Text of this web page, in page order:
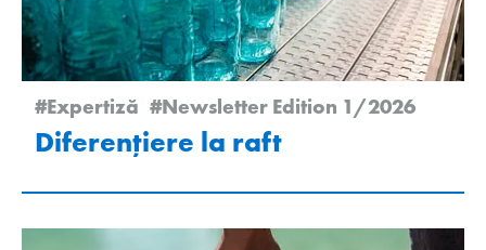
#Expertiză #Newsletter Edition 1/2026
Diferențiere la raft